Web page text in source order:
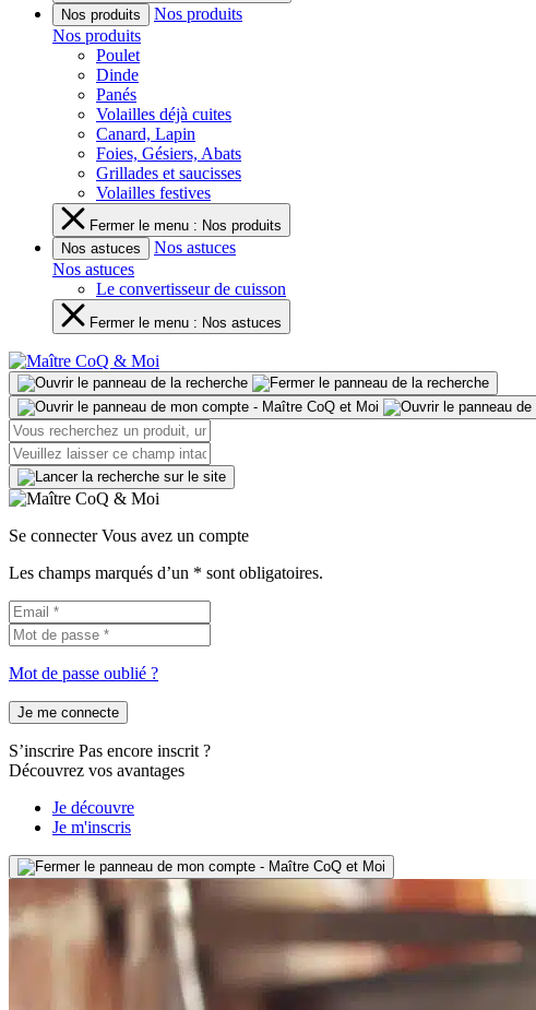
Nos produits
Nos produits
Nos produits
Poulet
Dinde
Panés
Volailles déjà cuites
Canard, Lapin
Foies, Gésiers, Abats
Grillades et saucisses
Volailles festives
Fermer le menu : Nos produits
Nos astuces
Nos astuces
Nos astuces
Le convertisseur de cuisson
Fermer le menu : Nos astuces
Se connecter Vous avez un compte
Les champs marqués d’un * sont obligatoires.
Mot de passe oublié ?
Je me connecte
S’inscrire Pas encore inscrit ?
Découvrez vos avantages
Je découvre
Je m'inscris